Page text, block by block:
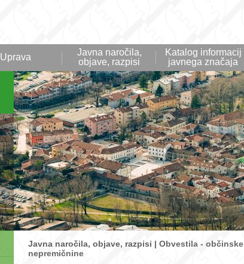
Uprava
Javna naročila,
objave, razpisi
Katalog informacij
javnega značaja
Javna naročila, objave, razpisi | Obvestila - občinske
nepremičnine